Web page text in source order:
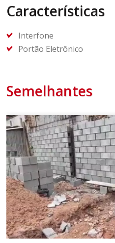
Características
Interfone
Portão Eletrônico
Semelhantes